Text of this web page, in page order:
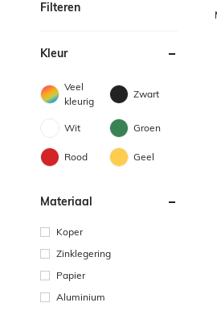
Filteren
Kleur
Veel
kleurig
Zwart
Wit Groen
Rood Geel
Materiaal
Koper
Zinklegering
Papier
Aluminium